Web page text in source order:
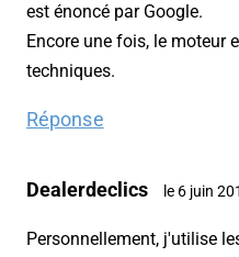
est énoncé par Google.
Encore une fois, le moteur
techniques.
Réponse
Dealerdeclics le 6 juin
Personnellement, j'utilise